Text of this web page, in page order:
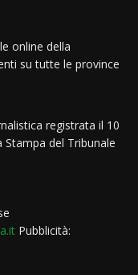
online della
su tutte le province
registrata il 10
del Tribunale
Pubblicità: